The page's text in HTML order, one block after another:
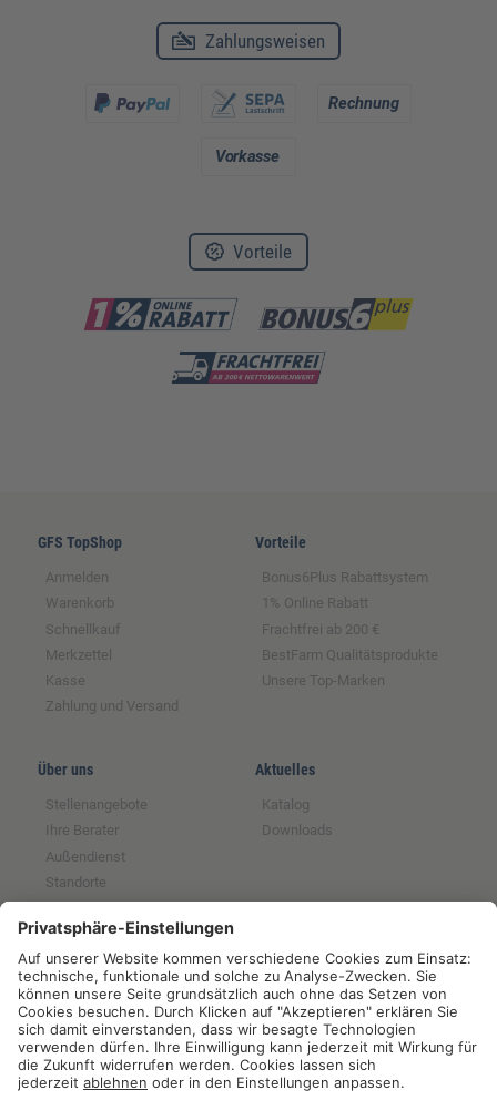
Zahlungsweisen
Vorteile
GFS TopShop
Anmelden
Warenkorb
Schnellkauf
Merkzettel
Kasse
Zahlung und Versand
Vorteile
Bonus6Plus Rabattsystem
1% Online Rabatt
Frachtfrei ab 200 €
BestFarm Qualitätsprodukte
Unsere Top-Marken
Über uns
Stellenangebote
Ihre Berater
Außendienst
Standorte
Aktuelles
Katalog
Downloads
Partnerschaften
Tochter der GFS SCE
Mitglied im BRS
Partner der RUW
Partner der Qnetics
Rechtliches
Impressum
Datenschutz
Widerrufsrecht
AGB